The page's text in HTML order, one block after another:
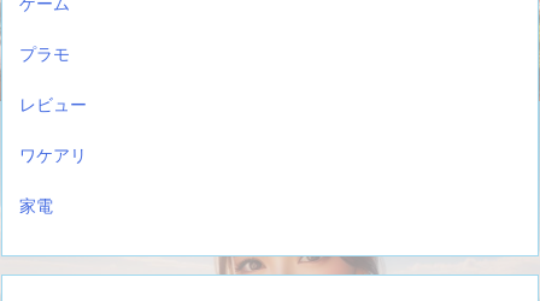
プラモ
レビュー
ワケアリ
家電